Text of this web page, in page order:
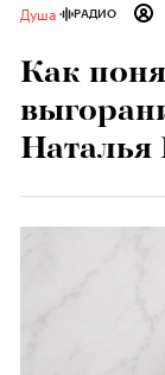
Душа РАДИО
Как
Наталья